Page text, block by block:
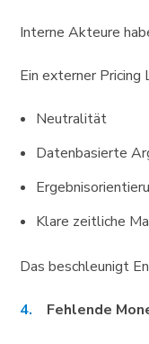
Interne Akteure
Ein externer Pricing
Neutralität
Datenbasierte
Klare zeitliche
Das beschleunigt
Fehlende